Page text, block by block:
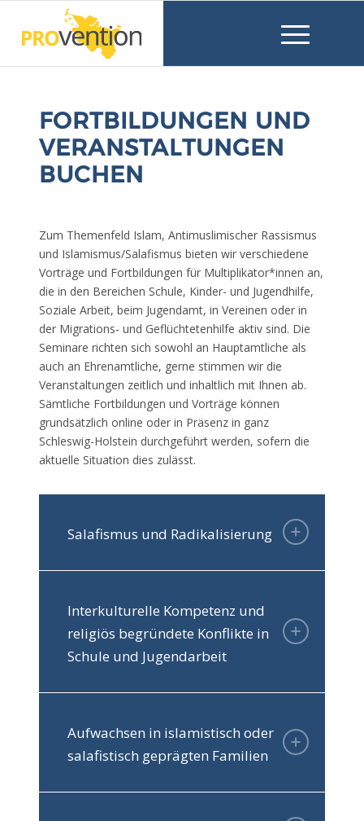
FORTBILDUNGEN UND
VERANSTALTUNGEN
BUCHEN
Zum Themenfeld Islam, Antimuslimischer Rassismus
und Islamismus/Salafismus bieten wir verschiedene
Vorträge und Fortbildungen für Multiplikator*innen an,
die in den Bereichen Schule, Kinder- und Jugendhilfe,
Soziale Arbeit, beim Jugendamt, in Vereinen oder in
der Migrations- und Geflüchtetenhilfe aktiv sind. Die
Seminare richten sich sowohl an Hauptamtliche als
auch an Ehrenamtliche, gerne stimmen wir die
Veranstaltungen zeitlich und inhaltlich mit Ihnen ab.
Sämtliche Fortbildungen und Vorträge können
grundsätzlich online oder in Präsenz in ganz
Schleswig-Holstein durchgeführt werden, sofern die
aktuelle Situation dies zulässt.
Salafismus und Radikalisierung
Interkulturelle Kompetenz und
religiös begründete Konflikte in
Schule und Jugendarbeit
Aufwachsen in islamistisch oder
salafistisch geprägten Familien